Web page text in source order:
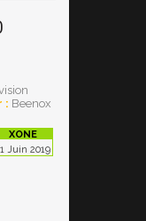
: Beenox
Juin 2019